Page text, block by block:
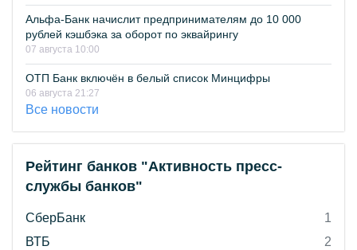
Альфа-Банк начислит предпринимателям до 10 000
рублей кэшбэка за оборот по эквайрингу
07 августа 10:00
ОТП Банк включён в белый список Минцифры
06 августа 21:27
Все новости
Рейтинг банков "Активность пресс-
службы банков"
СберБанк
1
ВТБ
2